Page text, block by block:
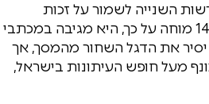
השנייה לשמור על זכות
השתיקה, אך כאשר ערוץ 14 מוחה על כך, היא מגיבה במכתבי
איום ובסנקציות. ערוץ 14 יסיר את הדגל השחור מהמסך, אך
מעל חופש העיתונות בישראל,